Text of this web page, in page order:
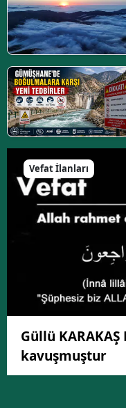
Vefat İlanları
Güllü
kavuşmuştur